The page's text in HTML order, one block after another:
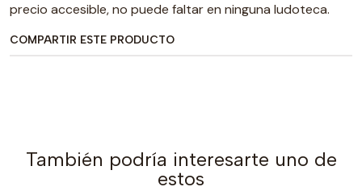
precio accesible, no puede faltar en ninguna ludoteca.
COMPARTIR ESTE PRODUCTO
También podría interesarte uno de
estos